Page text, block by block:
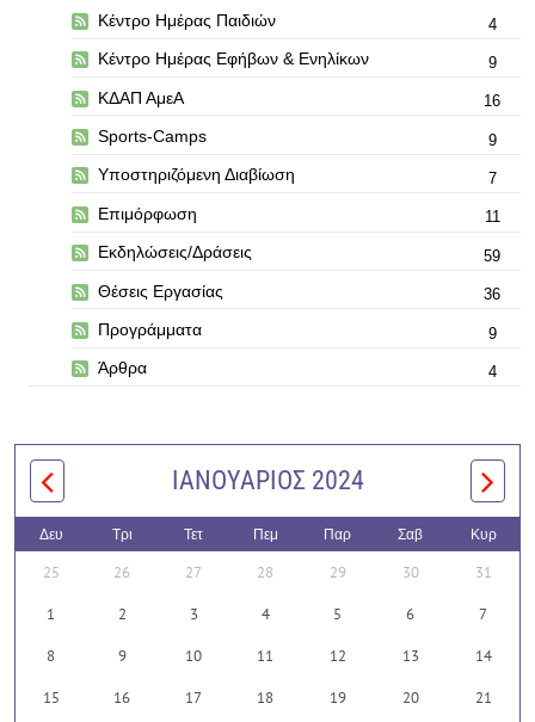
Κέντρο Ημέρας Παιδιών 4
Κέντρο Ημέρας Εφήβων & Ενηλίκων 9
ΚΔΑΠ ΑμεΑ 16
Sports-Camps 9
Υποστηριζόμενη Διαβίωση 7
Επιμόρφωση 11
Εκδηλώσεις/Δράσεις 59
Θέσεις Εργασίας 36
Προγράμματα 9
Άρθρα 4
ΙΑΝΟΥΆΡΙΟΣ 2024
Δευ Τρι Τετ Πεμ Παρ Σαβ Κυρ
25 26 27 28 29 30 31
1 2 3 4 5 6 7
8 9 10 11 12 13 14
15 16 17 18 19 20 21